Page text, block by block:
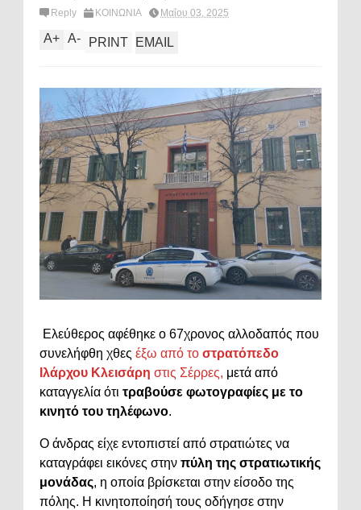
Reply ΚΟΙΝΩΝΙΑ Μαΐου 03, 2025
A+ A- PRINT EMAIL
Ελεύθερος αφέθηκε ο 67χρονος αλλοδαπός που
συνελήφθη χθες έξω από το στρατόπεδο
Ιλάρχου Κλεισάρη στις Σέρρες, μετά από
καταγγελία ότι τραβούσε φωτογραφίες με το
κινητό του τηλέφωνο.
Ο άνδρας είχε εντοπιστεί από στρατιώτες να
καταγράφει εικόνες στην πύλη της στρατιωτικής
μονάδας, η οποία βρίσκεται στην είσοδο της
πόλης. Η κινητοποίησή τους οδήγησε στην